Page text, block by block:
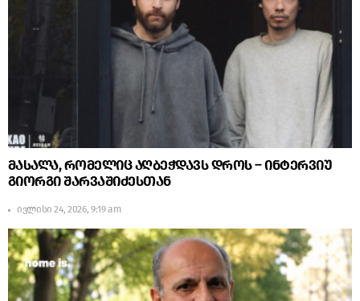
მასალა, რომელიც აღბეჭდავს დროს – ინტერვიუ
გიორგი შარვაშიძესთან
ივლისი 24, 2026, 9:19 am